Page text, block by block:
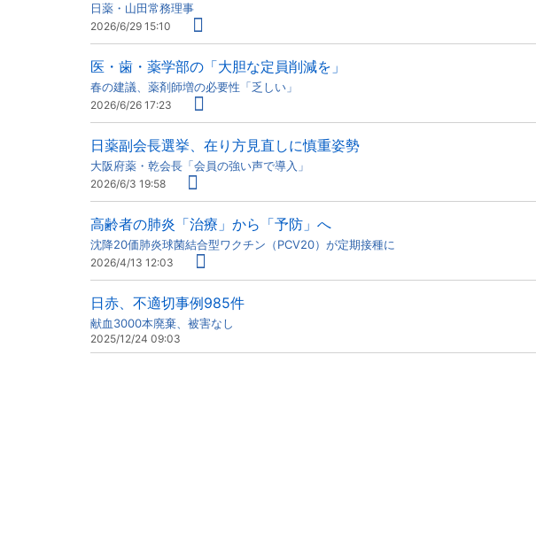
日薬・山田常務理事
2026/6/29 15:10
医・歯・薬学部の「大胆な定員削減を」
春の建議、薬剤師増の必要性「乏しい」
2026/6/26 17:23
日薬副会長選挙、在り方見直しに慎重姿勢
大阪府薬・乾会長「会員の強い声で導入」
2026/6/3 19:58
高齢者の肺炎「治療」から「予防」へ
沈降20価肺炎球菌結合型ワクチン（PCV20）が定期接種に
2026/4/13 12:03
日赤、不適切事例985件
献血3000本廃棄、被害なし
2025/12/24 09:03